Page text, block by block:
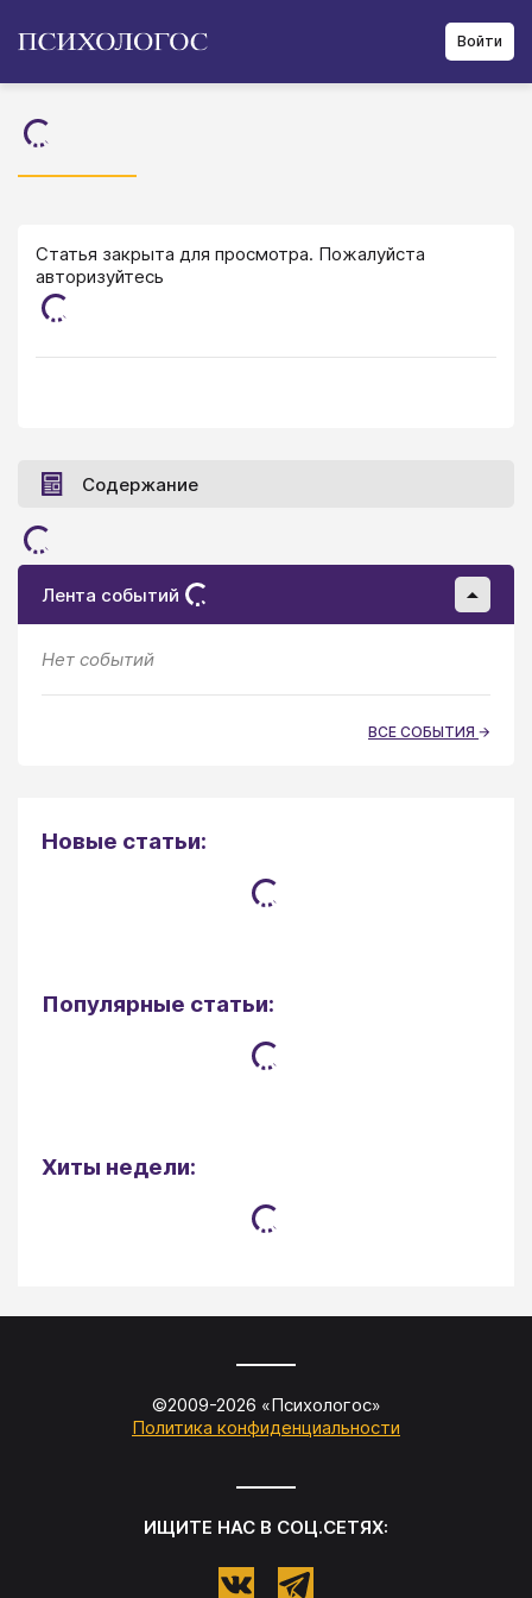
Войти
Статья закрыта для просмотра. Пожалуйста
авторизуйтесь
Содержание
Лента событий
Нет событий
ВСЕ СОБЫТИЯ
Новые статьи:
Популярные статьи:
Хиты недели:
©2009-2026 «Психологос»
Политика конфиденциальности
ИЩИТЕ НАС В СОЦ.СЕТЯХ: